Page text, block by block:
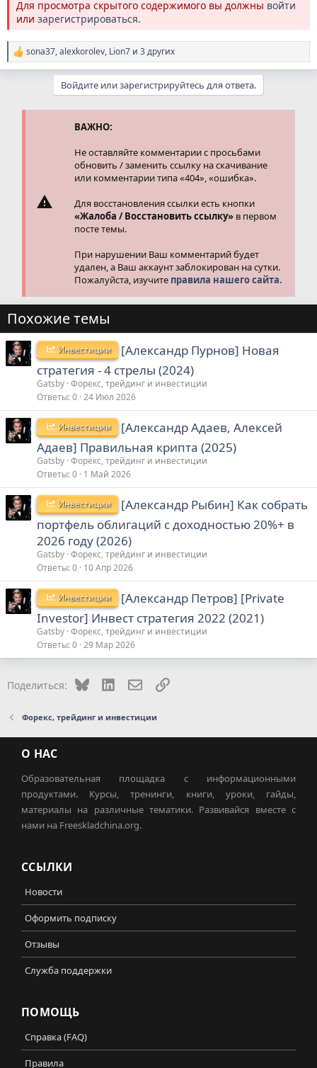
Для просмотра скрытого содержимого вы должны войти
или зарегистрироваться.
Р
е
sona37,alexkorolev, Lion7 и 3 других
Войдите или зарегистрируйтесь для ответа.
ВАЖНО:
Не оставляйте комментарии с просьбами
обновить / заменить ссылку на скачивание
или комментарии типа «404», «ошибка».
Для восстановления ссылки есть кнопки
«Жалоба / Восстановить ссылку» в первом
посте темы.
При нарушении Ваш комментарий будет
удален, а Ваш аккаунт заблокирован на сутки.
Пожалуйста, изучите правила нашего сайта.
Похожие темы
Инвестиции
[Александр Пурнов] Новая
стратегия - 4 стрелы (2024)
Gatsby Форекс, трейдинг и инвестиции
Ответы 0 24 Июл 2026
Инвестиции
[Александр Адаев, Алексей
Адаев] Правильная крипта (2025)
Gatsby Форекс, трейдинг и инвестиции
Ответы 0 1 Май 2026
Инвестиции
[Александр Рыбин] Как собрать
портфель облигаций с доходностью 20%+ в
2026 году (2026)
Gatsby Форекс, трейдинг и инвестиции
Ответы 0 10 Апр 2026
Инвестиции
[Александр Петров] [Private
Investor] Инвест стратегия 2022 (2021)
Gatsby Форекс, трейдинг и инвестиции
Ответы 0 29 Мар 2026
Поделиться: Bluesky LinkedInЭлектронная почта
Ссылка
Форекс, трейдинг и инвестиции
О НАС
Образовательная площадка с информационными
продуктами. Курсы, тренинги, книги, уроки, гайды,
материалы на различные тематики. Развивайся вместе с
нами на Freeskladchina.org.
ССЫЛКИ
Новости
Оформить подписку
Отзывы
Служба поддержки
ПОМОЩЬ
Справка (FAQ)
Правила